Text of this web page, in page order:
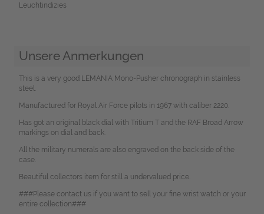
Leuchtindizies
Unsere Anmerkungen
This is a very good LEMANIA Mono-Pusher chronograph in stainless
steel.
Manufactured for Royal Air Force pilots in 1967 with caliber 2220.
Has got an original black dial with Tritium T and the RAF Broad Arrow
markings on dial and back.
All the military numerals are also engraved on the back side of the
case.
Beautiful collectors item for still a undervalued price.
###Please contact us if you want to sell your fine wrist watch or your
entire collection###